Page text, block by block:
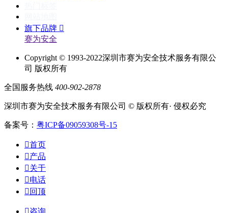
旗下品牌 
赛为安全
Copyright © 1993-2022深圳市赛为安全技术服务有限公
司 版权所有
全国服务热线 400-902-2878
深圳市赛为安全技术服务有限公司 © 版权所有· 侵权必究
备案号： 粤ICP备09059308号-15
首页
产品
关于
电话
 回顶
咨询